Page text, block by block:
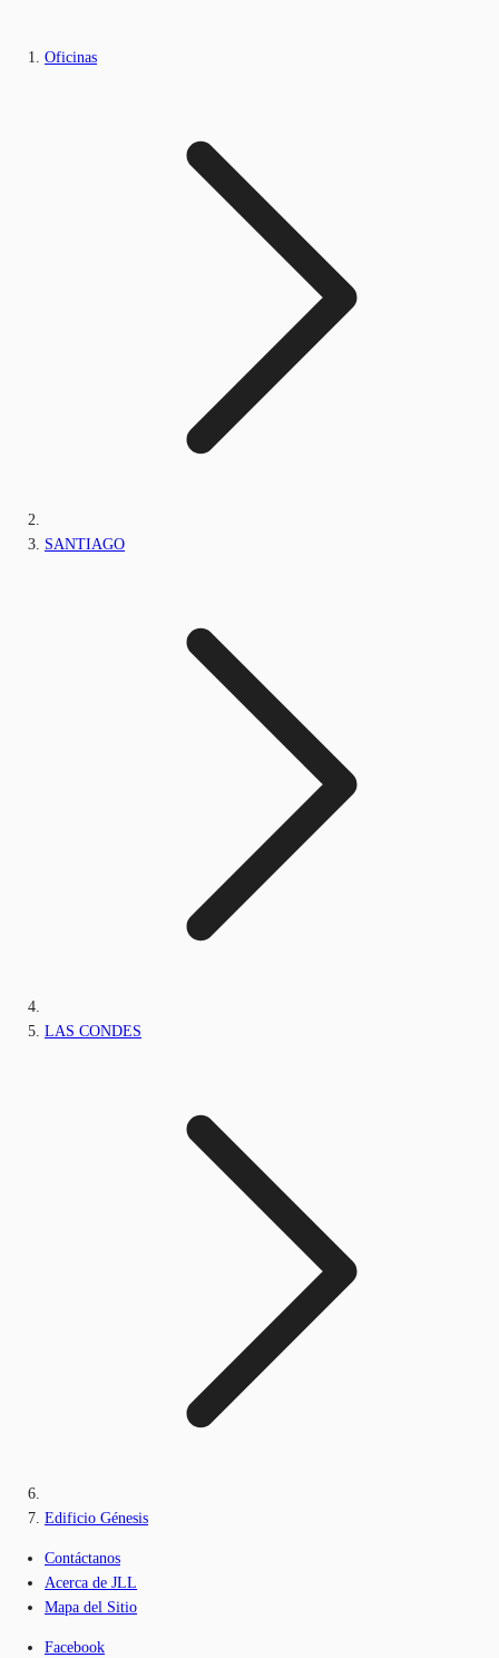
Oficinas
SANTIAGO
LAS CONDES
Edificio Génesis
Contáctanos
Acerca de JLL
Mapa del Sitio
Facebook